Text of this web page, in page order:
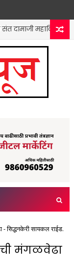
दामाजी
- सिद्धनकेरी सायकल राईड.
मंगळवेढा